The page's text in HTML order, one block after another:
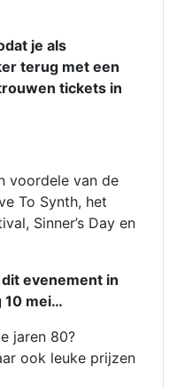
je als
terug met een
tickets in
voordele van de
To Synth, het
Sinner’s Day en
evenement in
10 mei…
jaren 80?
ook leuke prijzen